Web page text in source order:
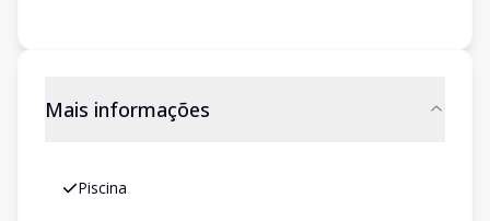
Mais informações
Piscina